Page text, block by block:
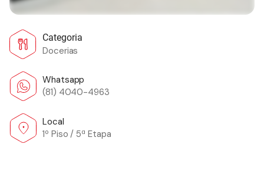
Categoria
Docerias
Whatsapp
(81) 4040-4963
Local
1º Piso / 5ª Etapa